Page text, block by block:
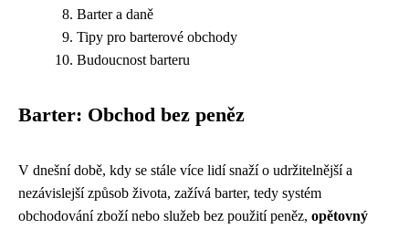
Barter a daně
Tipy pro barterové obchody
Budoucnost barteru
Barter: Obchod bez peněz
V dnešní době, kdy se stále více lidí snaží o udržitelnější a
nezávislejší způsob života, zažívá barter, tedy systém
obchodování zboží nebo služeb bez použití peněz, opětovný